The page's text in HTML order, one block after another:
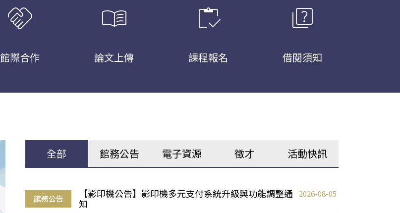
handshake
館際合作
menu_book
論文上傳
inventory
課程報名
quiz
借閱須知
全部 館務公告 電子資源 徵才 活動快訊
館務公告
【影印機公告】影印機多元支付系統升級與功能調整通
知
2026-08-05